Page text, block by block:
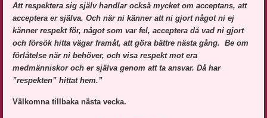
Att respektera sig själv handlar också mycket om acceptans, att
acceptera er själva. Och när ni känner att ni gjort något ni ej
känner respekt för, något som var fel, acceptera då vad ni gjort
och försök hitta vägar framåt, att göra bättre nästa gång. Be om
förlåtelse när ni behöver, och visa respekt mot era
medmänniskor och er själva genom att ta ansvar. Då har
”respekten” hittat hem.”
Välkomna tillbaka nästa vecka.